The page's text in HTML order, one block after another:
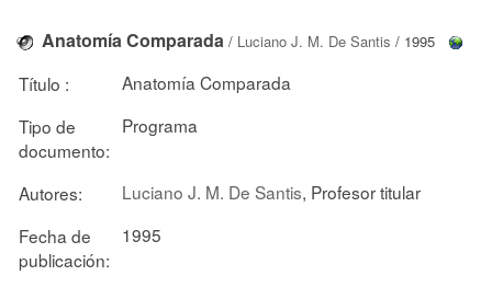
Anatomía Comparada / Luciano J. M. De Santis / 1995
Título :
Anatomía Comparada
Tipo de
documento:
Programa
Autores: Luciano J. M. De Santis, Profesor titular
Fecha de
publicación:
1995